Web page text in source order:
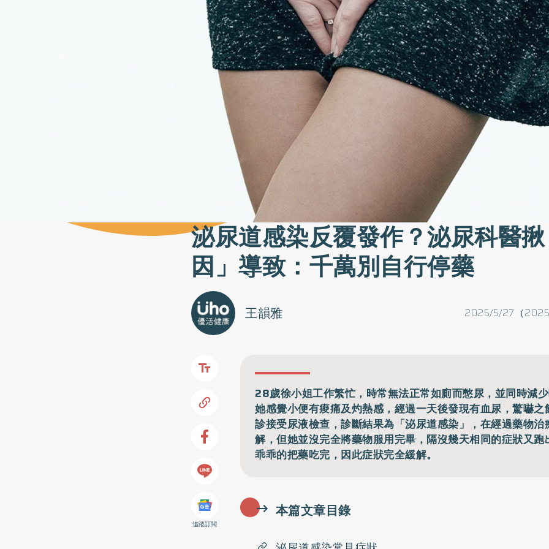
泌尿道感染反覆發作？泌尿科醫
因」導致：千萬別自行停藥
2025/5/27（
王韻雅
追蹤訂閱
28歲徐小姐工作繁忙，時常無法正常如廁而憋尿，並同時減
她感覺小便有痠痛及灼熱感，經過一天後發現有血尿，驚嚇之
診接受尿液檢查，診斷結果為「泌尿道感染」，在經過藥物治
解，但她並沒完全將藥物服用完畢，隔沒幾天相同的症狀又跑
乖乖的把藥吃完，因此症狀完全緩解。
本篇文章目錄